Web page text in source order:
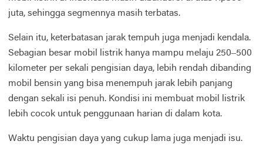
juta, sehingga segmennya masih terbatas.
Selain itu, keterbatasan jarak tempuh juga menjadi kendala.
Sebagian besar mobil listrik hanya mampu melaju 250–500
kilometer per sekali pengisian daya, lebih rendah dibanding
mobil bensin yang bisa menempuh jarak lebih panjang
dengan sekali isi penuh. Kondisi ini membuat mobil listrik
lebih cocok untuk penggunaan harian di dalam kota.
Waktu pengisian daya yang cukup lama juga menjadi isu.